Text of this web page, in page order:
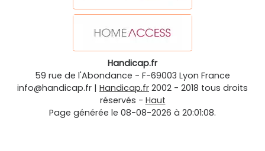
Handicap.fr
59 rue de l'Abondance - F-69003 Lyon France
info@handicap.fr | Handicap.fr 2002 - 2018 tous droits
réservés - Haut
Page générée le 08-08-2026 à 20:01:08.